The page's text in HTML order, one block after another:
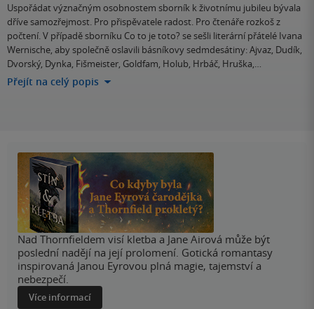
Uspořádat význačným osobnostem sborník k životnímu jubileu bývala
dříve samozřejmost. Pro přispěvatele radost. Pro čtenáře rozkoš z
počtení. V případě sborníku Co to je toto? se sešli literární přátelé Ivana
Wernische, aby společně oslavili básníkovy sedmdesátiny: Ajvaz, Dudík,
Dvorský, Dynka, Fišmeister, Goldfam, Holub, Hrbáč, Hruška,…
Přejít na celý popis
Nad Thornfieldem visí kletba a Jane Airová může být
poslední nadějí na její prolomení. Gotická romantasy
inspirovaná Janou Eyrovou plná magie, tajemství a
nebezpečí.
Více informací